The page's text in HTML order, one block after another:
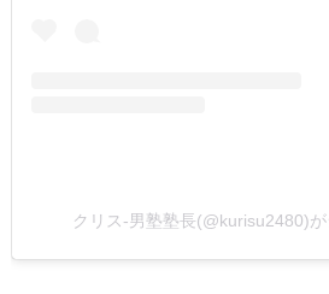
クリス-男塾塾長(@kurisu2480)